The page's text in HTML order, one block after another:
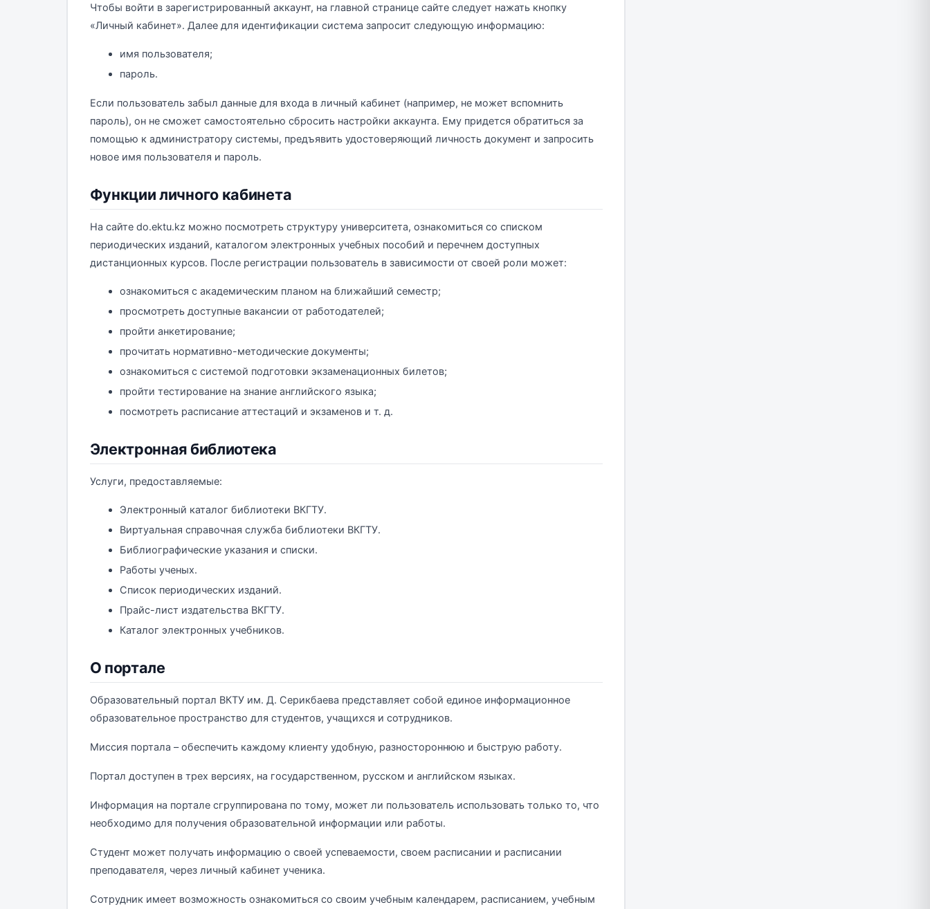
Чтобы войти в зарегистрированный аккаунт, на главной странице сайте следует нажать кнопку
«Личный кабинет». Далее для идентификации система запросит следующую информацию:
имя пользователя;
пароль.
Если пользователь забыл данные для входа в личный кабинет (например, не может вспомнить
пароль), он не сможет самостоятельно сбросить настройки аккаунта. Ему придется обратиться за
помощью к администратору системы, предъявить удостоверяющий личность документ и запросить
новое имя пользователя и пароль.
Функции личного кабинета
На сайте do.ektu.kz можно посмотреть структуру университета, ознакомиться со списком
периодических изданий, каталогом электронных учебных пособий и перечнем доступных
дистанционных курсов. После регистрации пользователь в зависимости от своей роли может:
ознакомиться с академическим планом на ближайший семестр;
просмотреть доступные вакансии от работодателей;
пройти анкетирование;
прочитать нормативно-методические документы;
ознакомиться с системой подготовки экзаменационных билетов;
пройти тестирование на знание английского языка;
посмотреть расписание аттестаций и экзаменов и т. д.
Электронная библиотека
Услуги, предоставляемые:
Электронный каталог библиотеки ВКГТУ.
Виртуальная справочная служба библиотеки ВКГТУ.
Библиографические указания и списки.
Работы ученых.
Список периодических изданий.
Прайс-лист издательства ВКГТУ.
Каталог электронных учебников.
О портале
Образовательный портал ВКТУ им. Д. Серикбаева представляет собой единое информационное
образовательное пространство для студентов, учащихся и сотрудников.
Миссия портала – обеспечить каждому клиенту удобную, разностороннюю и быструю работу.
Портал доступен в трех версиях, на государственном, русском и английском языках.
Информация на портале сгруппирована по тому, может ли пользователь использовать только то, что
необходимо для получения образовательной информации или работы.
Студент может получать информацию о своей успеваемости, своем расписании и расписании
преподавателя, через личный кабинет ученика.
Сотрудник имеет возможность ознакомиться со своим учебным календарем, расписанием, учебным